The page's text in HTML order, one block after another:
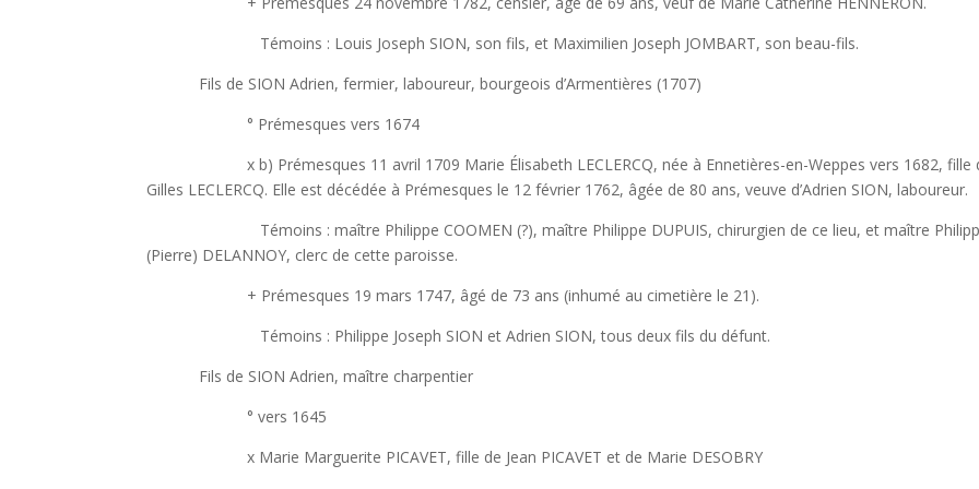
Témoins : Louis Joseph SION, son fils, et Maximilien Joseph JOMBART, son beau-fils.
Fils de SION Adrien, fermier, laboureur, bourgeois d’Armentières (1707)
° Prémesques vers 1674
x b) Prémesques 11 avril 1709 Marie Élisabeth LECLERCQ, née à Ennetières-en-Weppes vers 1682, fille
Gilles LECLERCQ. Elle est décédée à Prémesques le 12 février 1762, âgée de 80 ans, veuve d’Adrien SION, laboureur.
Témoins : maître Philippe COOMEN (?), maître Philippe DUPUIS, chirurgien de ce lieu, et maître
(Pierre) DELANNOY, clerc de cette paroisse.
+ Prémesques 19 mars 1747, âgé de 73 ans (inhumé au cimetière le 21).
Témoins : Philippe Joseph SION et Adrien SION, tous deux fils du défunt.
Fils de SION Adrien, maître charpentier
° vers 1645
x Marie Marguerite PICAVET, fille de Jean PICAVET et de Marie DESOBRY